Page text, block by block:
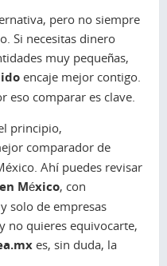
pero no siempre
Si necesitas dinero
muy pequeñas,
encaje mejor contigo.
eso comparar es clave.
principio,
comparador de
Ahí puedes revisar
México, con
solo de empresas
no quieres equivocarte,
es, sin duda, la